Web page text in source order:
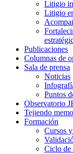
Litigio
Litigio
Publicaciones
Columnas de
Sala de prensa
Noticias
Puntos
Observatorio
Tejiendo
Formación
Cursos
Ciclo de